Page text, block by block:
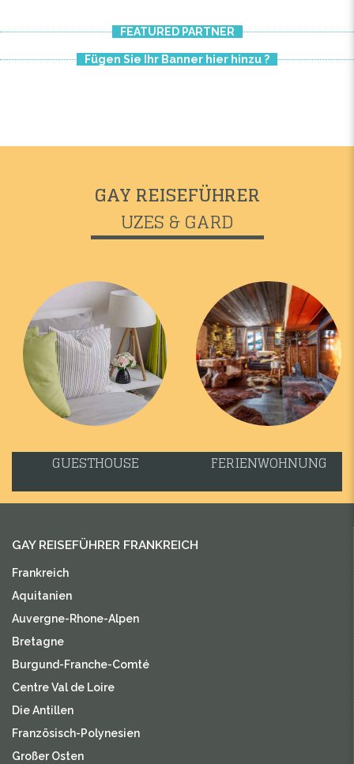
FEATURED PARTNER
Fügen Sie Ihr Banner hier hinzu ?
GAY REISEFÜHRER
UZES & GARD
GUESTHOUSE FERIENWOHNUNG
GAY REISEFÜHRER FRANKREICH
Frankreich
Aquitanien
Auvergne-Rhone-Alpen
Bretagne
Burgund-Franche-Comté
Centre Val de Loire
Die Antillen
Französisch-Polynesien
Großer Osten